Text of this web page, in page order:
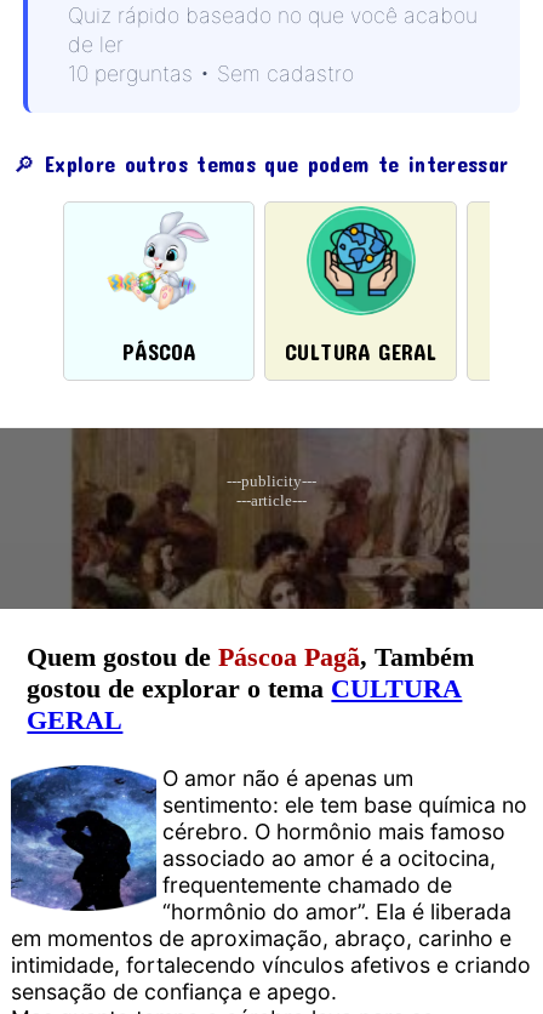
Quiz rápido baseado no que você acabou
de ler
10 perguntas • Sem cadastro
🔎 Explore outros temas que podem te interessar
PÁSCOA CULTURA GERAL
---publicity---
---article---
Quem gostou dePáscoa Pagã, Também
gostou de explorar o tema CULTURA
GERAL
O amor não é apenas um
sentimento: ele tem base química no
cérebro. O hormônio mais famoso
associado ao amor é a ocitocina,
frequentemente chamado de
“hormônio do amor”. Ela é liberada
em momentos de aproximação, abraço, carinho e
intimidade, fortalecendo vínculos afetivos e criando
sensação de confiança e apego.